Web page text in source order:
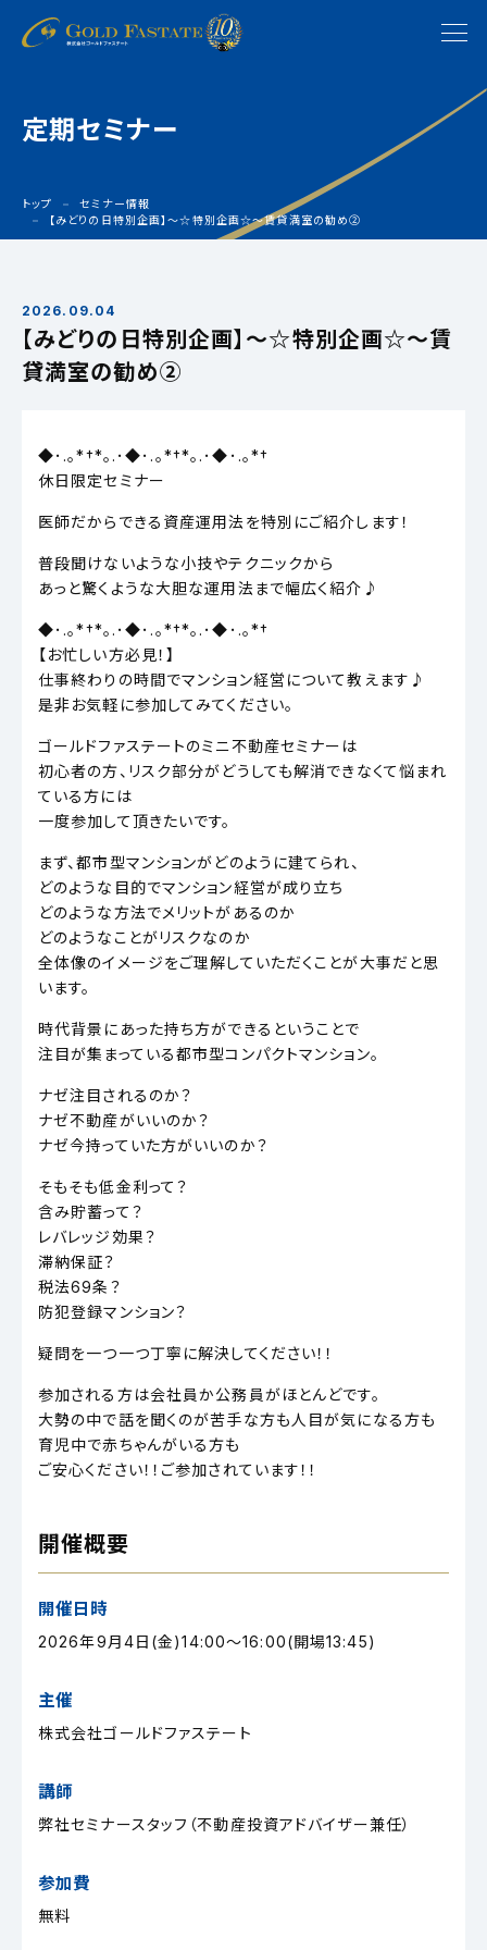
定期セミナー
トップ
セミナー情報
【みどりの日特別企画】〜☆特別企画☆〜賃貸満室の勧め②
2026.09.04
【みどりの日特別企画】〜☆特別企画☆〜賃
貸満室の勧め②
◆･.｡*†*｡.･◆･.｡*†*｡.･◆･.｡*†
休日限定セミナー
医師だからできる資産運用法を特別にご紹介します！
普段聞けないような小技やテクニックから
あっと驚くような大胆な運用法まで幅広く紹介♪
◆･.｡*†*｡.･◆･.｡*†*｡.･◆･.｡*†
【お忙しい方必見！】
仕事終わりの時間でマンション経営について教えます♪
是非お気軽に参加してみてください。
ゴールドファステートのミニ不動産セミナーは
初心者の方、リスク部分がどうしても解消できなくて悩まれ
ている方には
一度参加して頂きたいです。
まず、都市型マンションがどのように建てられ、
どのような目的でマンション経営が成り立ち
どのような方法でメリットがあるのか
どのようなことがリスクなのか
全体像のイメージをご理解していただくことが大事だと思
います。
時代背景にあった持ち方ができるということで
注目が集まっている都市型コンパクトマンション。
ナゼ注目されるのか？
ナゼ不動産がいいのか？
ナゼ今持っていた方がいいのか？
そもそも低金利って？
含み貯蓄って？
レバレッジ効果？
滞納保証？
税法69条？
防犯登録マンション？
疑問を一つ一つ丁寧に解決してください！！
参加される方は会社員か公務員がほとんどです。
大勢の中で話を聞くのが苦手な方も人目が気になる方も
育児中で赤ちゃんがいる方も
ご安心ください！！ご参加されています！！
開催概要
開催日時
2026年9月4日(金)14:00～16:00(開場13:45)
主催
株式会社ゴールドファステート
講師
弊社セミナースタッフ（不動産投資アドバイザー兼任）
参加費
無料